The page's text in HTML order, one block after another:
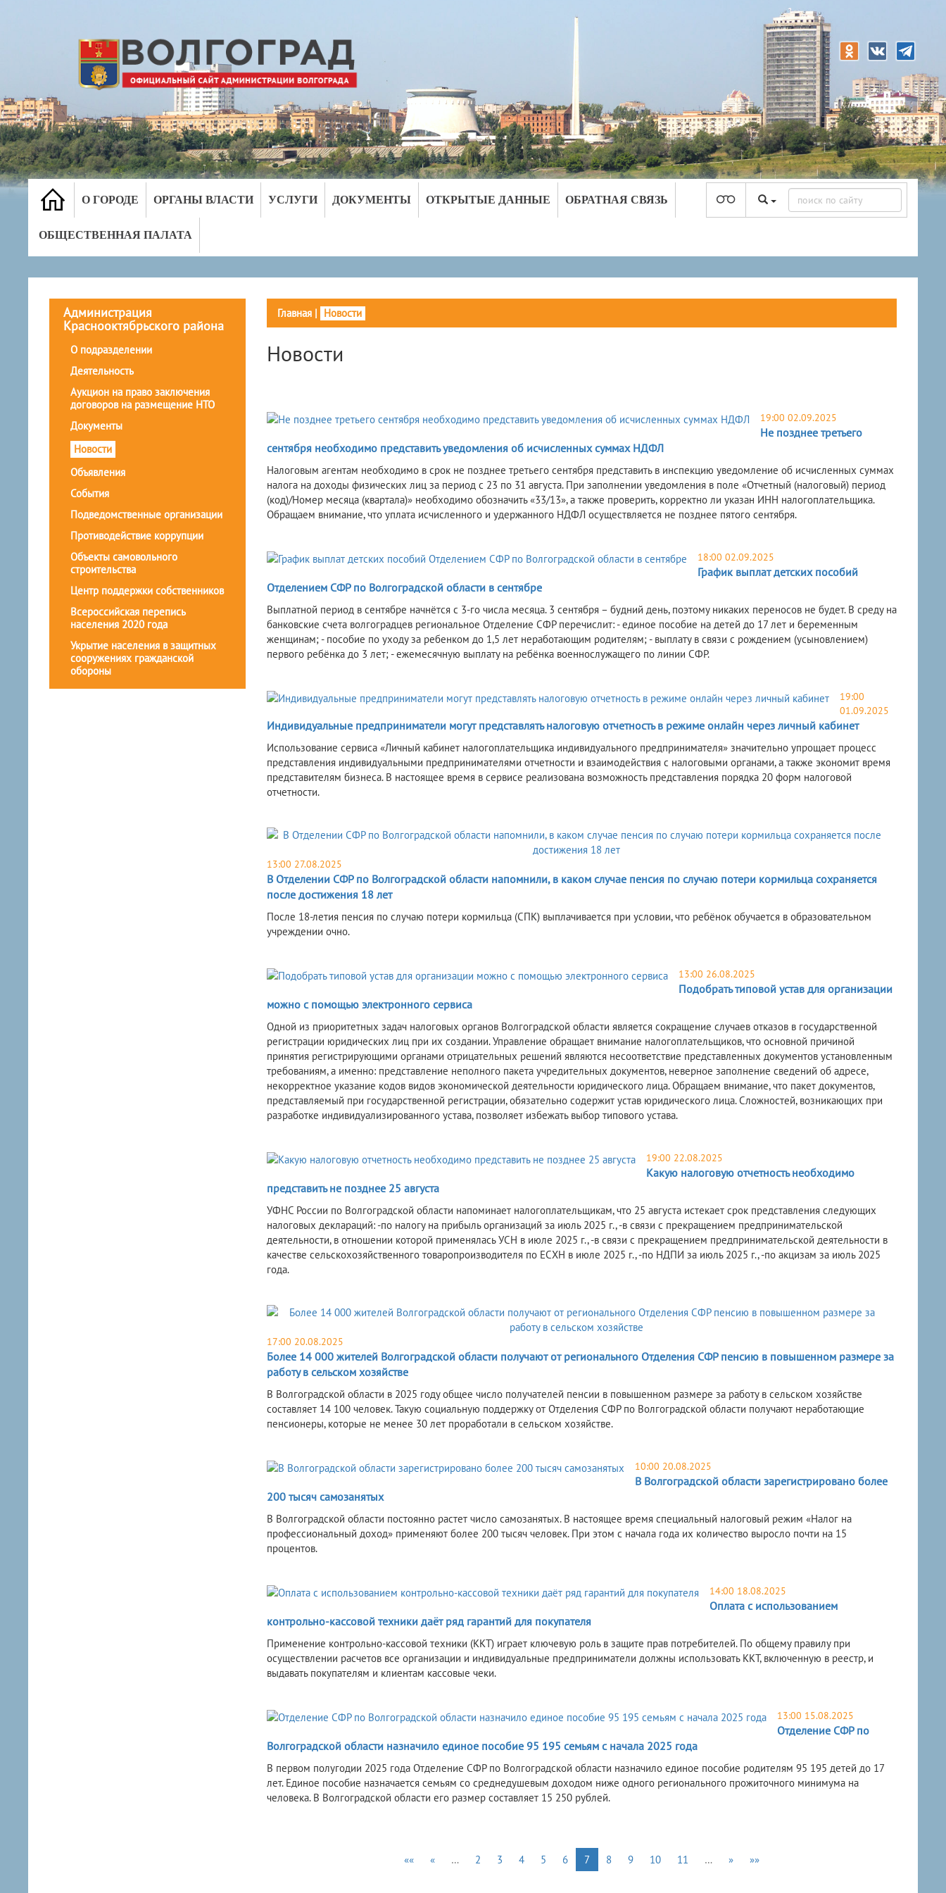
О ГОРОДЕ ОРГАНЫ ВЛАСТИ УСЛУГИ ДОКУМЕНТЫ ОТКРЫТЫЕ ДАННЫЕ ОБРАТНАЯ СВЯЗЬ
ОБЩЕСТВЕННАЯ ПАЛАТА
Администрация
Краснооктябрьского района
О подразделении
Деятельность
Аукцион на право заключения
договоров на размещение НТО
Документы
Новости
Объявления
События
Подведомственные организации
Противодействие коррупции
Объекты самовольного
строительства
Центр поддержки собственников
Всероссийская перепись
населения 2020 года
Укрытие населения в защитных
сооружениях гражданской
обороны
Главная| Новости
Новости
19:00 02.09.2025
Не позднее третьего
сентября необходимо представить уведомления об исчисленных суммах НДФЛ
Налоговым агентам необходимо в срок не позднее третьего сентября представить в инспекцию уведомление об исчисленных суммах
налога на доходы физических лиц за период с 23 по 31 августа. При заполнении уведомления в поле «Отчетный (налоговый) период
(код)/Номер месяца (квартала)» необходимо обозначить «33/13», а также проверить, корректно ли указан ИНН налогоплательщика.
Обращаем внимание, что уплата исчисленного и удержанного НДФЛ осуществляется не позднее пятого сентября.
18:00 02.09.2025
График выплат детских пособий
Отделением СФР по Волгоградской области в сентябре
Выплатной период в сентябре начнётся с 3-го числа месяца. 3 сентября – будний день, поэтому никаких переносов не будет. В среду на
банковские счета волгоградцев региональное Отделение СФР перечислит: - единое пособие на детей до 17 лет и беременным
женщинам; - пособие по уходу за ребенком до 1,5 лет неработающим родителям; - выплату в связи с рождением (усыновлением)
первого ребёнка до 3 лет; - ежемесячную выплату на ребёнка военнослужащего по линии СФР.
19:00
01.09.2025
Индивидуальные предприниматели могут представлять налоговую отчетность в режиме онлайн через личный кабинет
Использование сервиса «Личный кабинет налогоплательщика индивидуального предпринимателя» значительно упрощает процесс
представления индивидуальными предпринимателями отчетности и взаимодействия с налоговыми органами, а также экономит время
представителям бизнеса. В настоящее время в сервисе реализована возможность представления порядка 20 форм налоговой
отчетности.
13:00 27.08.2025
В Отделении СФР по Волгоградской области напомнили, в каком случае пенсия по случаю потери кормильца сохраняется
после достижения 18 лет
После 18-летия пенсия по случаю потери кормильца (СПК) выплачивается при условии, что ребёнок обучается в образовательном
учреждении очно.
13:00 26.08.2025
Подобрать типовой устав для организации
можно с помощью электронного сервиса
Одной из приоритетных задач налоговых органов Волгоградской области является сокращение случаев отказов в государственной
регистрации юридических лиц при их создании. Управление обращает внимание налогоплательщиков, что основной причиной
принятия регистрирующими органами отрицательных решений являются несоответствие представленных документов установленным
требованиям, а именно: представление неполного пакета учредительных документов, неверное заполнение сведений об адресе,
некорректное указание кодов видов экономической деятельности юридического лица. Обращаем внимание, что пакет документов,
представляемый при государственной регистрации, обязательно содержит устав юридического лица. Сложностей, возникающих при
разработке индивидуализированного устава, позволяет избежать выбор типового устава.
19:00 22.08.2025
Какую налоговую отчетность необходимо
представить не позднее 25 августа
УФНС России по Волгоградской области напоминает налогоплательщикам, что 25 августа истекает срок представления следующих
налоговых деклараций: -по налогу на прибыль организаций за июль 2025 г., -в связи с прекращением предпринимательской
деятельности, в отношении которой применялась УСН в июле 2025 г., -в связи с прекращением предпринимательской деятельности в
качестве сельскохозяйственного товаропроизводителя по ЕСХН в июле 2025 г., -по НДПИ за июль 2025 г., -по акцизам за июль 2025
года.
17:00 20.08.2025
Более 14 000 жителей Волгоградской области получают от регионального Отделения СФР пенсию в повышенном размере за
работу в сельском хозяйстве
В Волгоградской области в 2025 году общее число получателей пенсии в повышенном размере за работу в сельском хозяйстве
составляет 14 100 человек. Такую социальную поддержку от Отделения СФР по Волгоградской области получают неработающие
пенсионеры, которые не менее 30 лет проработали в сельском хозяйстве.
10:00 20.08.2025
В Волгоградской области зарегистрировано более
200 тысяч самозанятых
В Волгоградской области постоянно растет число самозанятых. В настоящее время специальный налоговый режим «Налог на
профессиональный доход» применяют более 200 тысяч человек. При этом с начала года их количество выросло почти на 15
процентов.
14:00 18.08.2025
Оплата с использованием
контрольно-кассовой техники даёт ряд гарантий для покупателя
Применение контрольно-кассовой техники (ККТ) играет ключевую роль в защите прав потребителей. По общему правилу при
осуществлении расчетов все организации и индивидуальные предприниматели должны использовать ККТ, включенную в реестр, и
выдавать покупателям и клиентам кассовые чеки.
13:00 15.08.2025
Отделение СФР по
Волгоградской области назначило единое пособие 95 195 семьям с начала 2025 года
В первом полугодии 2025 года Отделение СФР по Волгоградской области назначило единое пособие родителям 95 195 детей до 17
лет. Единое пособие назначается семьям со среднедушевым доходом ниже одного регионального прожиточного минимума на
человека. В Волгоградской области его размер составляет 15 250 рублей.
«« « … 2 3 4 5 6 7 8 9 10 11 … » »»